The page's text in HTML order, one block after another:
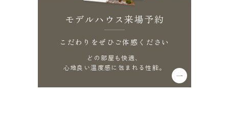
モデルハウス来場予約
こだわりをぜひご体感ください
どの部屋も快適、
心地良い温度感に包まれる性能。